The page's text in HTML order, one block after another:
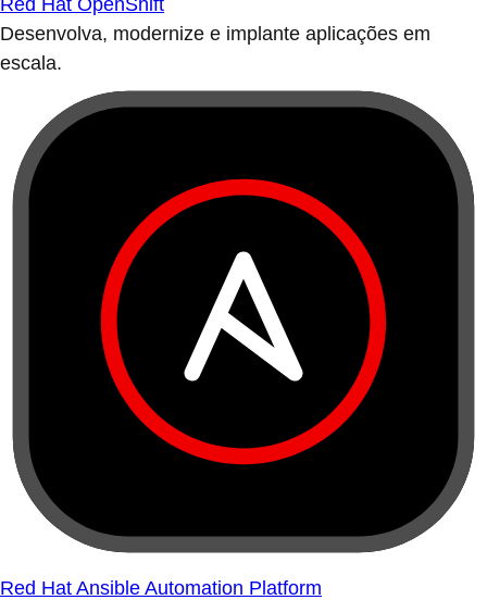
Red Hat OpenShift
Desenvolva, modernize e implante aplicações em
escala.
Red Hat Ansible Automation Platform